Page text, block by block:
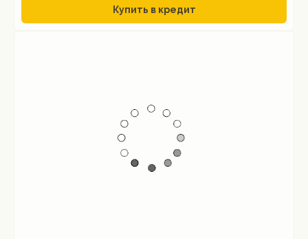
Купить в кредит